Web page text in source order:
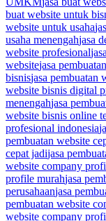
buat website untuk
website untuk usaha
usaha menengahjasa
website profesional
websitejasa
bisnisjasa pembuatan
website bisnis digital
menengahjasa
website bisnis online
profesional indonesia
pembuatan website
cepat jadijasa
website company
profile murahjasa
perusahaanjasa
pembuatan website
website company